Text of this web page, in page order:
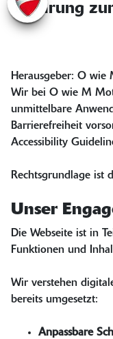
Erklärung
Herausgeber: O
Wir bei O wie M
unmittelbare
Barrierefreiheit
Accessibility
Rechtsgrundlage ist
Unser
Die Webseite ist in
Funktionen und
Wir verstehen
bereits umgesetzt:
Anpassbare